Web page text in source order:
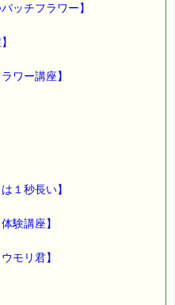
いです。
ｅパスタイム＞
ッチフラワー】
ワー講座】
１秒長い】
験講座】
モリ君】